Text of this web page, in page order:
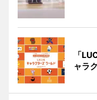
「
ャラ